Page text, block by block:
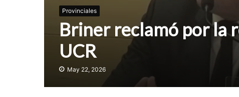
Provinciales
Briner reclamó por la
UCR
May 22, 2026